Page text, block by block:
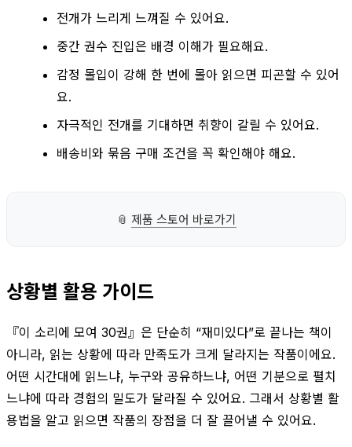
전개가 느리게 느껴질 수 있어요.
중간 권수 진입은 배경 이해가 필요해요.
감정 몰입이 강해 한 번에 몰아 읽으면 피곤할 수 있어
요.
자극적인 전개를 기대하면 취향이 갈릴 수 있어요.
배송비와 묶음 구매 조건을 꼭 확인해야 해요.
📎 제품 스토어 바로가기
상황별 활용 가이드
『이 소리에 모여 30권』은 단순히 “재미있다”로 끝나는 책이
아니라, 읽는 상황에 따라 만족도가 크게 달라지는 작품이에요.
어떤 시간대에 읽느냐, 누구와 공유하느냐, 어떤 기분으로 펼치
느냐에 따라 경험의 밀도가 달라질 수 있어요. 그래서 상황별 활
용법을 알고 읽으면 작품의 장점을 더 잘 끌어낼 수 있어요.